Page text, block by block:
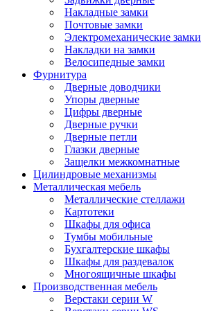
Накладные замки
Почтовые замки
Электромеханические замки
Накладки на замки
Велосипедные замки
Фурнитура
Дверные доводчики
Упоры дверные
Цифры дверные
Дверные ручки
Дверные петли
Глазки дверные
Защелки межкомнатные
Цилиндровые механизмы
Металлическая мебель
Металлические стеллажи
Картотеки
Шкафы для офиса
Тумбы мобильные
Бухгалтерские шкафы
Шкафы для раздевалок
Многоящичные шкафы
Производственная мебель
Верстаки серии W